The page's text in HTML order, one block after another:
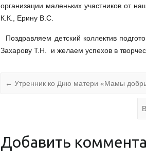
организации маленьких участников от
К.К., Ерину В.С.
Поздравляем детский коллектив
Захарову Т.Н. и желаем успехов в
← Утренник ко Дню матери «Мамы
Добавить